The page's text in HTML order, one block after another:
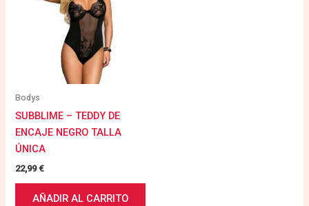
Bodys
SUBBLIME – TEDDY DE
ENCAJE NEGRO TALLA
ÚNICA
22,99€
AÑADIR AL CARRITO